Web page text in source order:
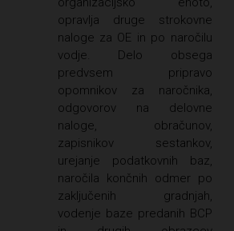
opravlja druge strokovne
naloge za OE in po naročilu
vodje. Delo obsega
predvsem pripravo
opomnikov za naročnika,
odgovorov na delovne
naloge, obračunov,
zapisnikov sestankov,
urejanje podatkovnih baz,
naročila končnih odmer po
zaključenih gradnjah,
vodenje baze predanih BCP